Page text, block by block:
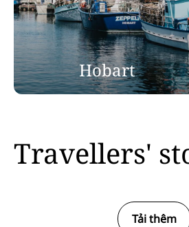
Hobart
Travellers'
Tải thêm